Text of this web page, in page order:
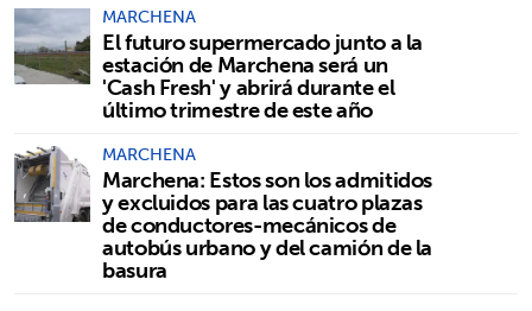
MARCHENA
El futuro supermercado junto a la
estación de Marchena será un
'Cash Fresh' y abrirá durante el
último trimestre de este año
MARCHENA
Marchena: Estos son los admitidos
y excluidos para las cuatro plazas
de conductores-mecánicos de
autobús urbano y del camión de la
basura